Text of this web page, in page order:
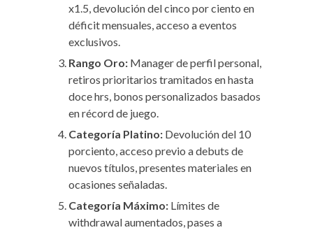
x1.5, devolución del cinco por ciento en
déficit mensuales, acceso a eventos
exclusivos.
Rango Oro: Manager de perfil personal,
retiros prioritarios tramitados en hasta
doce hrs, bonos personalizados basados
en récord de juego.
Categoría Platino: Devolución del 10
porciento, acceso previo a debuts de
nuevos títulos, presentes materiales en
ocasiones señaladas.
Categoría Máximo: Límites de
withdrawal aumentados, pases a